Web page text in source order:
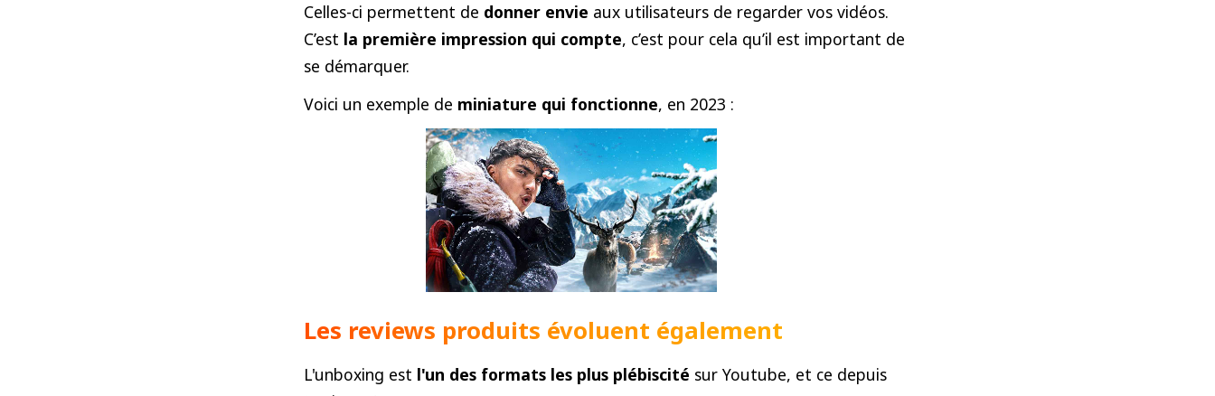
Celles-ci permettent de donner envie aux utilisateurs de regarder vos vidéos.
C’est la première impression qui compte, c’est pour cela qu’il est important de
se démarquer.
Voici un exemple de miniature qui fonctionne, en 2023 :
Les reviews produits évoluent également
L'unboxing est l'un des formats les plus plébiscité sur Youtube, et ce depuis